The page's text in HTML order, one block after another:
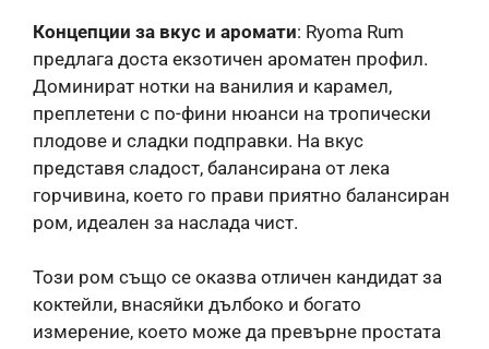
Концепции за вкус и аромати: Ryoma Rum
предлага доста екзотичен ароматен профил.
Доминират нотки на ванилия и карамел,
преплетени с по-фини нюанси на тропически
плодове и сладки подправки. На вкус
представя сладост, балансирана от лека
горчивина, което го прави приятно балансиран
ром, идеален за наслада чист.
Този ром също се оказва отличен кандидат за
коктейли, внасяйки дълбоко и богато
измерение, което може да превърне простата